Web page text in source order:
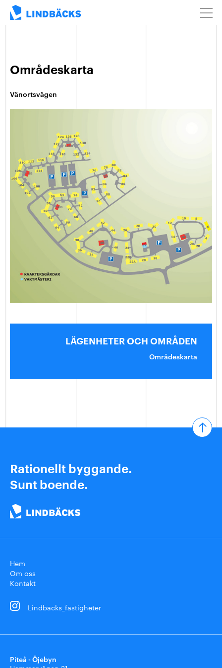
LÄGENHETER OCH OMRÅDEN
Områdeskarta
Områdeskarta
Vänortsvägen
Rationellt byggande.
Sunt boende.
Hem
Om oss
Kontakt
Lindbacks_fastigheter
Piteå - Öjebyn